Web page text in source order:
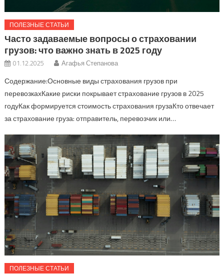
ПОЛЕЗНЫЕ СТАТЬИ
Часто задаваемые вопросы о страховании
грузов: что важно знать в 2025 году
01.12.2025 Агафья Степанова
Содержание:Основные виды страхования грузов при
перевозкахКакие риски покрывает страхование грузов в 2025
годуКак формируется стоимость страхования грузаКто отвечает
за страхование груза: отправитель, перевозчик или…
ПОЛЕЗНЫЕ СТАТЬИ